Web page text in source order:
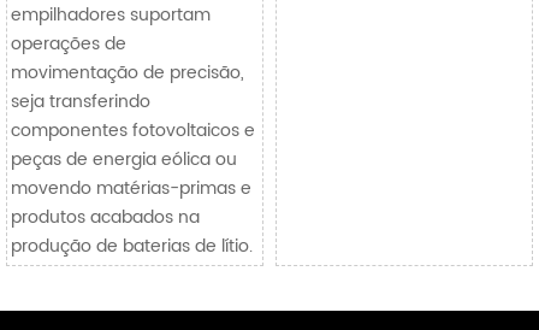
empilhadores suportam
operações de
movimentação de precisão,
seja transferindo
componentes fotovoltaicos e
peças de energia eólica ou
movendo matérias-primas e
produtos acabados na
produção de baterias de lítio.